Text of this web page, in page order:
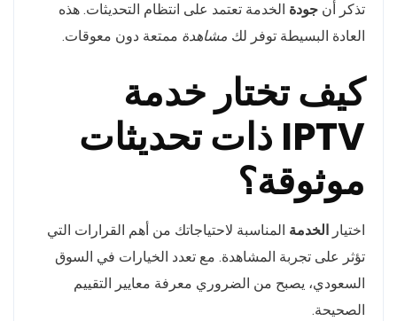
تذكر أن جودة الخدمة تعتمد على انتظام التحديثات. هذه
العادة البسيطة توفر لك مشاهدة ممتعة دون معوقات.
كيف تختار خدمة
IPTV ذات تحديثات
موثوقة؟
اختيار الخدمة المناسبة لاحتياجاتك من أهم القرارات التي
تؤثر على تجربة المشاهدة. مع تعدد الخيارات في السوق
السعودي، يصبح من الضروري معرفة معايير التقييم
الصحيحة.